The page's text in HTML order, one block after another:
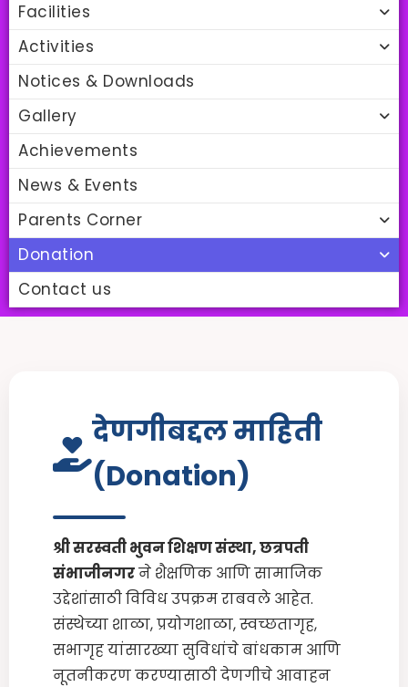
Facilities
Activities
Notices & Downloads
Gallery
Achievements
News & Events
Parents Corner
Donation
Contact us
देणगीबद्दल माहिती
(Donation)
श्री सरस्वती भुवन शिक्षण संस्था, छत्रपती
संभाजीनगरने शैक्षणिक आणि सामाजिक
उद्देशांसाठी विविध उपक्रम राबवले आहेत.
संस्थेच्या शाळा, प्रयोगशाळा, स्वच्छतागृह,
सभागृह यांसारख्या सुविधांचे बांधकाम आणि
नूतनीकरण करण्यासाठी देणगीचे आवाहन